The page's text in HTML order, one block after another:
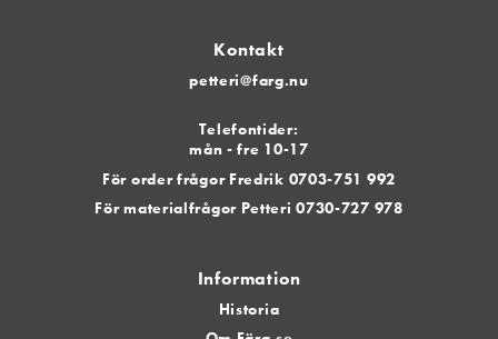
Kontakt
petteri@farg.nu
Telefontider:
mån - fre 10-17
För order frågor Fredrik 0703-751 992
För materialfrågor Petteri 0730-727 978
Information
Historia